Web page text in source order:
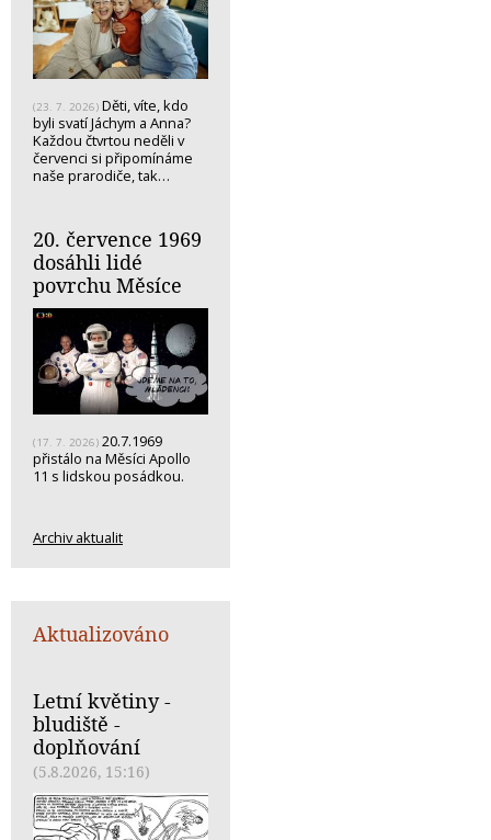
(23. 7. 2026) Děti, víte, kdo
byli svatí Jáchym a Anna?
Každou čtvrtou neděli v
červenci si připomínáme
naše prarodiče, tak…
20. července 1969
dosáhli lidé
povrchu Měsíce
(17. 7. 2026) 20.7.1969
přistálo na Měsíci Apollo
11 s lidskou posádkou.
Archiv aktualit
Aktualizováno
Letní květiny -
bludiště -
doplňování
(5.8.2026, 15:16)